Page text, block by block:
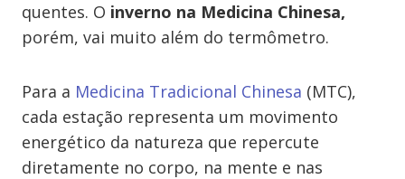
quentes. O inverno na Medicina Chinesa,
porém, vai muito além do termômetro.
Para a Medicina Tradicional Chinesa (MTC),
cada estação representa um movimento
energético da natureza que repercute
diretamente no corpo, na mente e nas